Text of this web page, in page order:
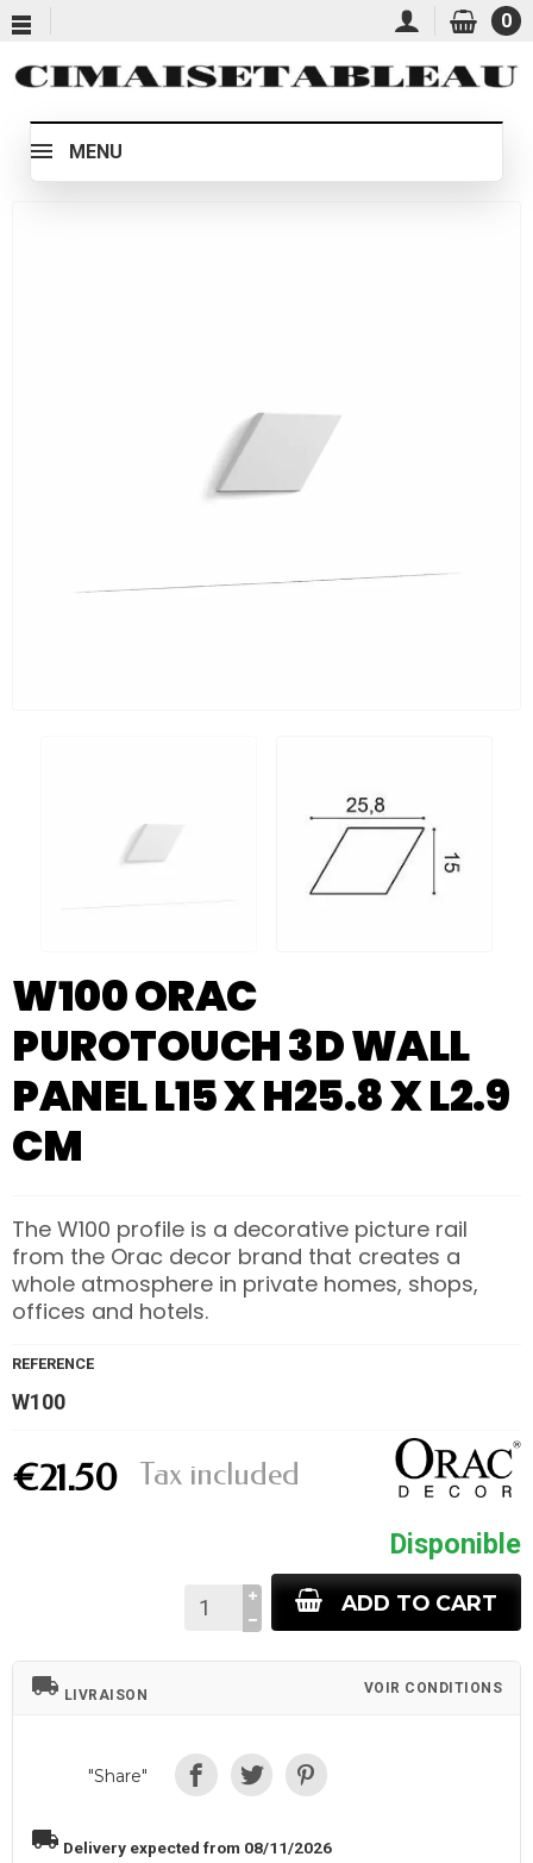
0
MENU
W100 ORAC
PUROTOUCH 3D WALL
PANEL L15 X H25.8 X L2.9
CM
The W100 profile is a decorative picture rail
from the Orac decor brand that creates a
whole atmosphere in private homes, shops,
offices and hotels.
REFERENCE
W100
€21.50 Tax included
Disponible
ADD TO CART
local_shipping LIVRAISON VOIR CONDITIONS
"Share"
local_shipping Delivery expected from 08/11/2026